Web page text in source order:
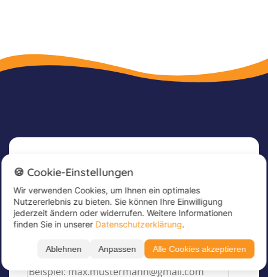
Newsletter
Melde dich jetzt für unseren Newsletter an, um
tolle Angebote zu erhalten und immer up to
date zu sein!
Trage hier deine E-Mail Adresse ein*
🍪 Cookie-Einstellungen
Wir verwenden Cookies, um Ihnen ein optimales
Nutzererlebnis zu bieten. Sie können Ihre Einwilligung
jederzeit ändern oder widerrufen. Weitere Informationen
finden Sie in unserer Datenschutzerklärung.
Ablehnen Anpassen Alle Cookies akzeptieren